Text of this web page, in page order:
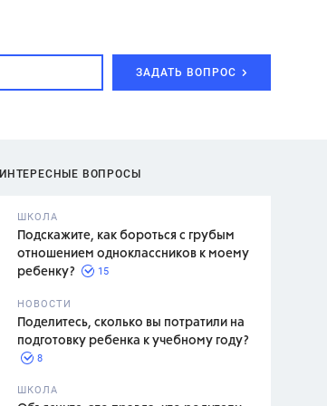
ЗАДАТЬ ВОПРОС
ИНТЕРЕСНЫЕ ВОПРОСЫ
ШКОЛА
Подскажите, как бороться с грубым
отношением одноклассников к моему
ребенку?
15
НОВОСТИ
Поделитесь, сколько вы потратили на
подготовку ребенка к учебному году?
8
ШКОЛА